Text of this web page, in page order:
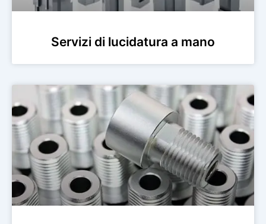
Servizi di lucidatura a mano